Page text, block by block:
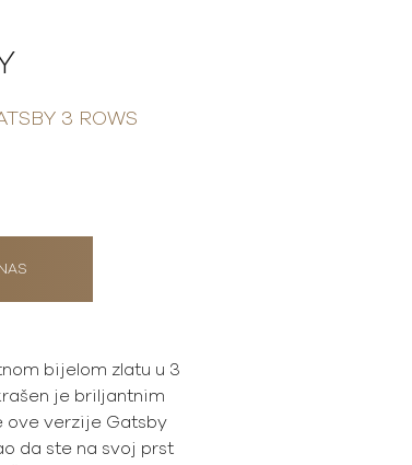
3 ROWS
bijelom zlatu u 3
je briljantnim
ove verzije Gatsby
da ste na svoj prst